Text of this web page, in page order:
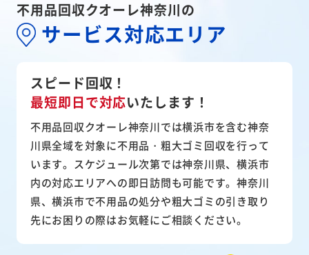
不用品回収クオーレ神奈川の
サービス対応エリア
スピード回収！
最短即日で対応いたします！
不用品回収クオーレ神奈川では横浜市を含む神奈
川県全域を対象に不用品・粗大ゴミ回収を行って
います。スケジュール次第では神奈川県、横浜市
内の対応エリアへの即日訪問も可能です。神奈川
県、横浜市で不用品の処分や粗大ゴミの引き取り
先にお困りの際はお気軽にご相談ください。